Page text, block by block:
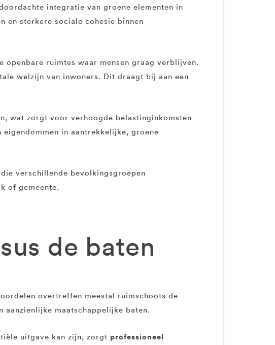
integratie van groene elementen in
en sterkere sociale cohesie binnen
ruimtes waar mensen graag verblijven.
welzijn van inwoners. Dit draagt bij aan een
wat zorgt voor verhoogde belastinginkomsten
in aantrekkelijke, groene
verschillende bevolkingsgroepen
of gemeente.
de baten
overtreffen meestal ruimschoots de
aanzienlijke maatschappelijke baten.
uitgave kan zijn, zorgt professioneel